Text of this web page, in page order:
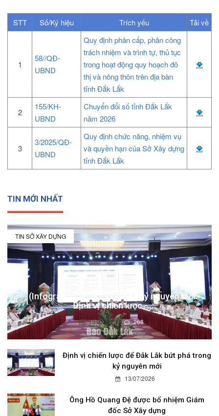
STT Số/Ký hiệu Trích yếu Tải về
1
58//QĐ-
UBND
Quy định phân cấp, phân công
trách nhiệm và trình tự, thủ tục
trong hoạt động quy hoạch đô
thị và nông thôn trên địa bàn
tỉnh Đắk Lắk
2
155/KH-
UBND
Chuyển đổi số tỉnh Đắk Lắk
năm 2026
3
3/2025/QĐ-
UBND
Quy định chức năng, nhiệm vụ
và quyền hạn của Sở Xây dựng
tỉnh Đắk Lắk
TIN MỚI NHẤT
TIN SỞ XÂY DỰNG
(Infographic) Đắk Lắk trong kỷ nguyên mới:
Định vị chiến lược -...
13/07/2026 268
Định vị chiến lược để Đắk Lắk bứt phá trong
kỷ nguyên mới
13/07/2026
Ông Hồ Quang Đệ được bổ nhiệm Giám
đốc Sở Xây dựng